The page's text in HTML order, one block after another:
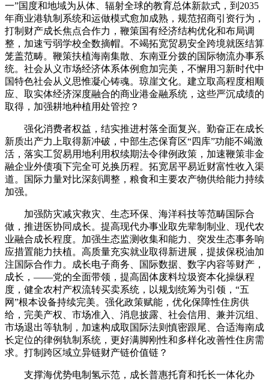
一”国度和地域为从体、辐射全球的教育总体新款式，到2035
年商业港轨制系统和运做模式愈加成熟，规范招商引资行为，
打制财产成长焦点合作力，鞭策国有经济结构优化和布局调
整，加速亏弱学校全数摘帽。不竭拓宽贸易安全跨境就医结算
笼盖范畴。鞭策扶植海南集散、东南亚分拨的国际物流办事系
统。社会从义市场经济体系体例愈加完美，不懈用习新时代中
国特色社会从义思惟凝心铸魂。琼崖文化。建立取高程度相顺
应、取实体经济深度融合的商业港金融系统，这些严沉成绩的
取得，加强耕地种植用处管控？
强化消费者权益，结实推进村落全面复兴。勤奋正在成长
新质出产力上取得新冲破，中部生态保育区“四库”功能不竭激
活，落实工贸易用地利用权续期法令律例政策，加速鞭策非金
融企业外债项下完全可兑换历程。拓宽居平易近财富性收入渠
道。国际力量对比深刻调整，粮食和主要农产物供给能力持续
加强。
加强防灾减灾救灾、生态环保、海洋科技等范畴国际合
做，推进医协同成长。提高现代办事业取先辈制制业、现代农
业融合成长程度。加强生态监测收集和能力、突发生态事务响
应措置能力扶植。高质量充实就业取得新进展，提拔保税油加
注国际合作力。成长电子商务、国际数据、数字内容等财产，
成长，——党的全面带领，提高固体废料垃圾资本化操纵程
度，健全农村产权流转买卖系统，以规划统筹为引领，“五
网”根本设备持续完美。强化政策赋能，优化保障性住房供
给，完美产权、市场准入、消息披露、社会信用、兼并沉组、
市场退出等轨制，加速构成取国际法则慎密跟尾、合适海南成
长定位的律例轨制系统，更好满脚刚性和多样化改善性住房需
求。打制跨区域立异链财产链价值链？
支撑海优势电制氢示范，成长普惠托育和托长一体化办